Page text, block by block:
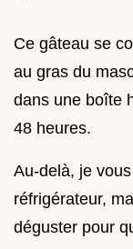
Ce gâteau se
au gras du
dans une boîte
48 heures.
Au-delà, je
réfrigérateur,
déguster pour